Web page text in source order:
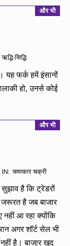
और भी
ऋद्धि-सिद्धि
यह फर्क हमें इंसानों
हो, उनसे कोई
और भी
IN: चमत्कार चक्री
है कि ट्रेडरों
है जब बाजार
आ रहा क्योंकि
अगर शॉर्ट सेल भी
है। बाजार खुद